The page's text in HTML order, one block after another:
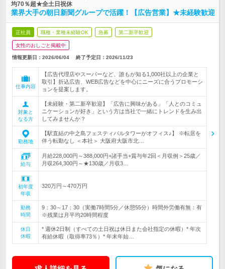
均70％超★全土日祝休
業界大手の朝日新聞グループで活躍！【広告営業】★未経験歓迎
正社員 職種・業種未経験OK 急募 第二新卒歓迎
女性のおしごと掲載中
情報更新日：2026/06/04 終了予定日： 2026/11/23
仕事内容
【広告代理店やスーパーなど、誰もが知る1,000社以上の企業と
取引】折込広告、WEB広告などを中心にニーズに合うプロモーシ
ョンを提案します。
対象と
なる方
【未経験・第二新卒歓迎】「広告に興味がある」「人とのコミュ
ニケーションが好き」という方は当社で一緒にトレンドを生み出
してみませんか？
勤務地
【駅直結の中之島フェスティバルタワーがオフィス♪】 ※転居を
伴う転勤なし ＜本社＞ 大阪府大阪市北…
給与
月給228,000円～388,000円+諸手当+賞与年2回＜月収例＞25歳／
月収264,300円～★130歳／月収3…
初年度
年収
320万円～470万円
勤務
時間
9：30～17：30（実働7時間5分／休憩55分）時間外労働有無：有
※残業は月平均20時間程度
休日
休暇
* 週休2日制（すべての土日祝は休日また会社指定の休暇）* 年次
有給休暇（取得率73％）* 年末年始…